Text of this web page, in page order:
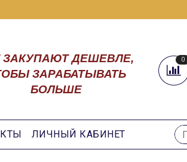
ЗАКУПАЮТ ДЕШЕВЛЕ,
ЗАРАБАТЫВАТЬ
БОЛЬШЕ
0
ЛИЧНЫЙ КАБИНЕТ